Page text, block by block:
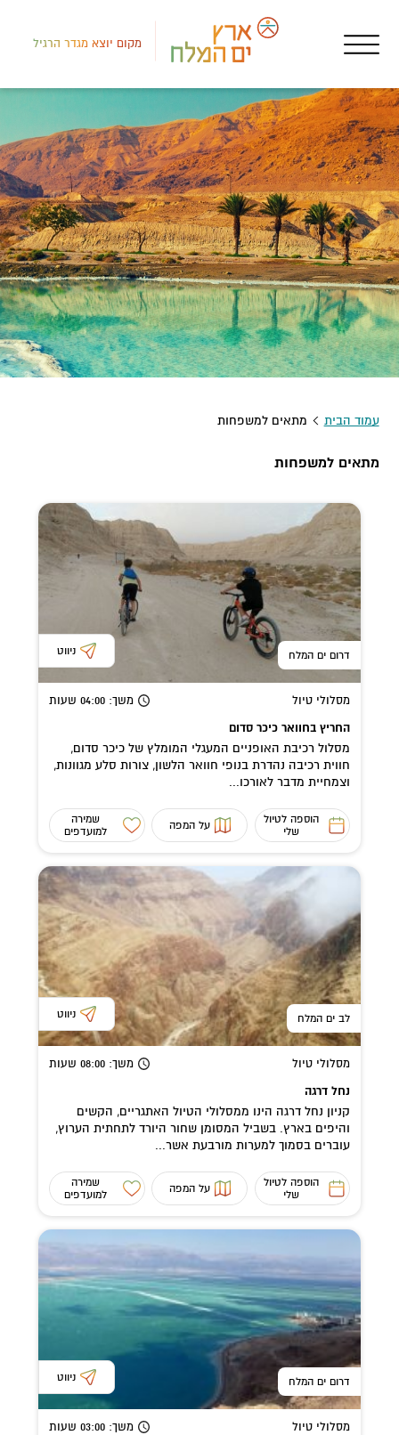
מקום יוצא מגדר הרגיל
עמוד הבית מתאים למשפחות
מתאים למשפחות
דרום ים המלח ניווט
מסלולי טיול משך: 04:00 שעות
החריץ בחוואר כיכר סדום
מסלול רכיבת האופניים המעגלי המומלץ של כיכר סדום,
חווית רכיבה נהדרת בנופי חוואר הלשון, צורות סלע מגוונות,
וצמחיית מדבר לאורכו...
הוספה לטיול
שלי
על המפה
שמירה
למועדפים
לב ים המלח ניווט
מסלולי טיול משך: 08:00 שעות
נחל דרגה
קניון נחל דרגה הינו ממסלולי הטיול האתגריים, הקשים
והיפים בארץ. בשביל המסומן שחור היורד לתחתית הערוץ,
עוברים בסמוך למערות מורבעת אשר...
הוספה לטיול
שלי
על המפה
שמירה
למועדפים
דרום ים המלח ניווט
מסלולי טיול משך: 03:00 שעות
לב